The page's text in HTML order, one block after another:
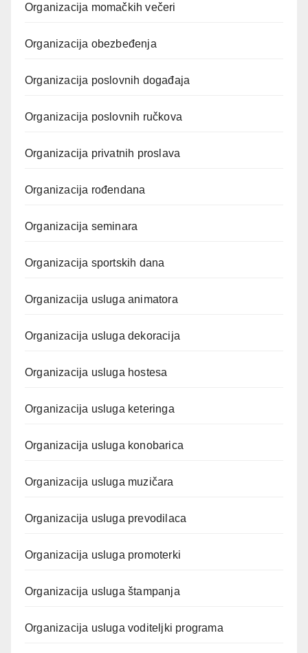
Organizacija momačkih večeri
Organizacija obezbeđenja
Organizacija poslovnih događaja
Organizacija poslovnih ručkova
Organizacija privatnih proslava
Organizacija rođendana
Organizacija seminara
Organizacija sportskih dana
Organizacija usluga animatora
Organizacija usluga dekoracija
Organizacija usluga hostesa
Organizacija usluga keteringa
Organizacija usluga konobarica
Organizacija usluga muzičara
Organizacija usluga prevodilaca
Organizacija usluga promoterki
Organizacija usluga štampanja
Organizacija usluga voditeljki programa